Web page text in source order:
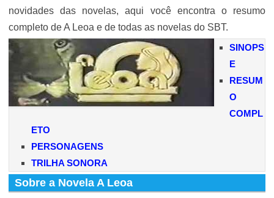
novidades das novelas, aqui você encontra o resumo
completo de A Leoa e de todas as novelas do SBT.
SINOPS
E
RESUM
O
COMPL
ETO
PERSONAGENS
TRILHA SONORA
Sobre a Novela A Leoa